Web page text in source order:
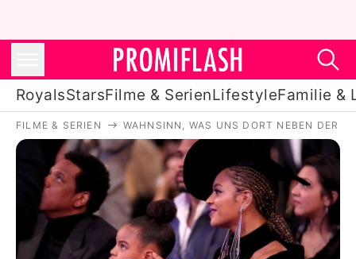
RoyalsStarsFilme & SerienLifestyleFamilie &
Royals
Stars
Filme & Serien
Lifestyle
FILME & SERIEN WAHNSINN, WAS UNS DORT NEBEN DER